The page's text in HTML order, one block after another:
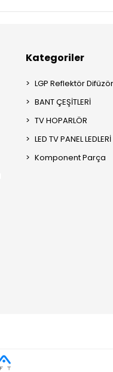
Kategoriler
LGP Reflektör Difüzör
BANT ÇEŞİTLERİ
TV HOPARLÖR
LED TV PANEL LEDLERİ
Komponent Parça